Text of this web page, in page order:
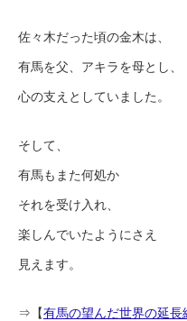
佐々木だった頃の金木は、
有馬を父、アキラを母とし、
心の支えとしていました。
そして、
有馬もまた何処か
それを受け入れ、
楽しんでいたようにさえ
見えます。
⇒【有馬の望んだ世界の延長